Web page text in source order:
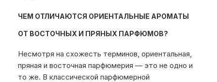
ЧЕМ ОТЛИЧАЮТСЯ ОРИЕНТАЛЬНЫЕ АРОМАТЫ
ОТ ВОСТОЧНЫХ И ПРЯНЫХ ПАРФЮМОВ?
Несмотря на схожесть терминов, ориентальная,
пряная и восточная парфюмерия — это не одно и
то же. В классической парфюмерной